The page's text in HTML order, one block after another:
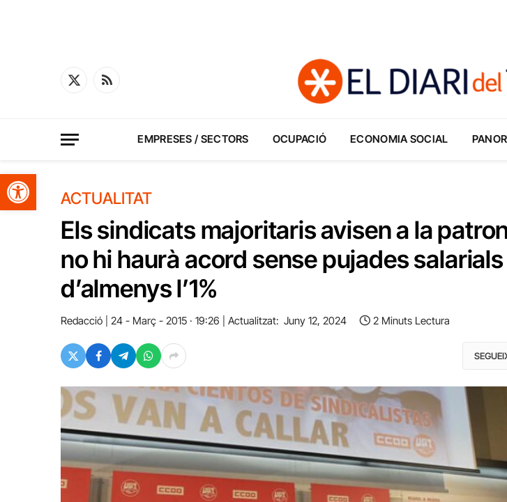
Obre la barra d'eines
X
RSS
EMPRESES / SECTORS OCUPACIÓ ECONOMIA SOCIAL
ACTUALITAT
Els sindicats majoritaris avisen a la
no hi haurà acord sense pujades salarials
d’almenys l’1%
Redacció 24 - Març - 2015 · 19:26 Actualitzat: Juny 12, 2024 2 Minuts Lectura